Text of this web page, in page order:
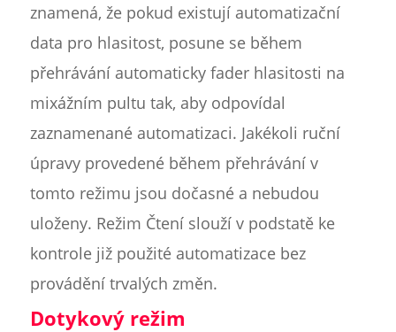
znamená, že pokud existují automatizační
data pro hlasitost, posune se během
přehrávání automaticky fader hlasitosti na
mixážním pultu tak, aby odpovídal
zaznamenané automatizaci. Jakékoli ruční
úpravy provedené během přehrávání v
tomto režimu jsou dočasné a nebudou
uloženy. Režim Čtení slouží v podstatě ke
kontrole již použité automatizace bez
provádění trvalých změn.
Dotykový režim